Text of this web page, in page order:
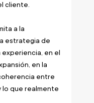
cliente.
a la
estrategia de
en el
en la
entre
lo que realmente